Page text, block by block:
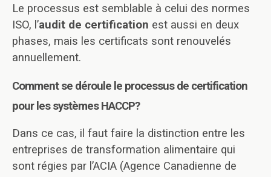
Le processus est semblable à celui des normes
ISO, l’audit de certification est aussi en deux
phases, mais les certificats sont renouvelés
annuellement.
Comment se déroule le processus de certification
pour les systèmes HACCP?
Dans ce cas, il faut faire la distinction entre les
entreprises de transformation alimentaire qui
sont régies par l’ACIA (Agence Canadienne de